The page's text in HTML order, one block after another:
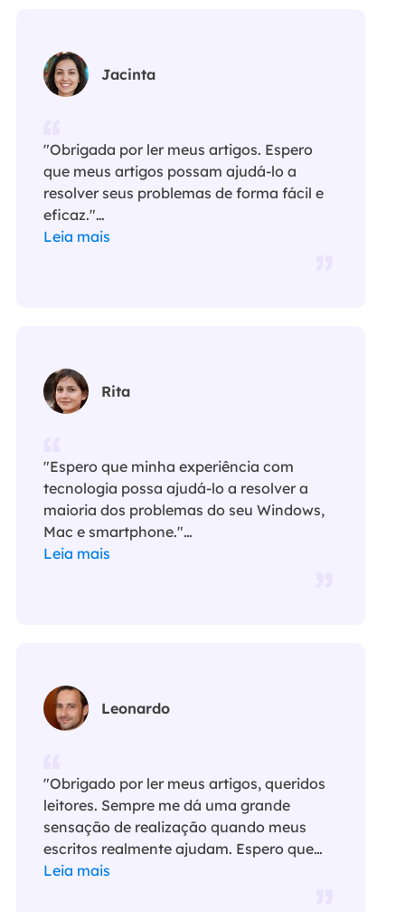
Jacinta
"Obrigada por ler meus artigos. Espero
que meus artigos possam ajudá-lo a
resolver seus problemas de forma fácil e
eficaz."…
Leia mais
Rita
"Espero que minha experiência com
tecnologia possa ajudá-lo a resolver a
maioria dos problemas do seu Windows,
Mac e smartphone."…
Leia mais
Leonardo
"Obrigado por ler meus artigos, queridos
leitores. Sempre me dá uma grande
sensação de realização quando meus
escritos realmente ajudam. Espero que
gostem de sua estadia no EaseUS e
Leia mais